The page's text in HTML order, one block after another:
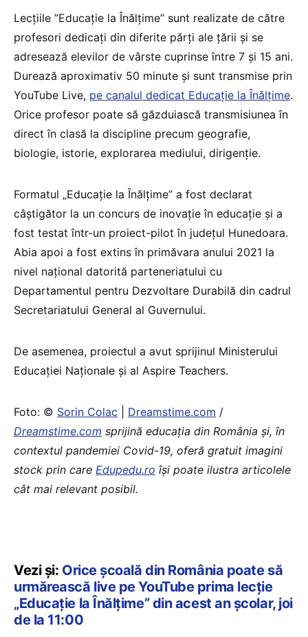
Lecțiile ”Educație la Înălțime” sunt realizate de către
profesori dedicați din diferite părți ale țării și se
adresează elevilor de vârste cuprinse între 7 și 15 ani.
Durează aproximativ 50 minute și sunt transmise prin
YouTube Live, pe canalul dedicat Educație la Înălțime.
Orice profesor poate să găzduiască transmisiunea în
direct în clasă la discipline precum geografie,
biologie, istorie, explorarea mediului, dirigenție.
Formatul „Educație la Înălțime” a fost declarat
câștigător la un concurs de inovație în educație și a
fost testat într-un proiect-pilot în județul Hunedoara.
Abia apoi a fost extins în primăvara anului 2021 la
nivel național datorită parteneriatului cu
Departamentul pentru Dezvoltare Durabilă din cadrul
Secretariatului General al Guvernului.
De asemenea, proiectul a avut sprijinul Ministerului
Educației Naționale și al Aspire Teachers.
Foto: © Sorin Colac Dreamstime.com /
Dreamstime.com sprijină educaţia din România şi, în
contextul pandemiei Covid-19, oferă gratuit imagini
stock prin care Edupedu.ro îşi poate ilustra articolele
cât mai relevant posibil.
Vezi și: Orice școală din România poate să
urmărească live pe YouTube prima lecție
„Educație la Înălțime” din acest an școlar, joi
de la 11:00